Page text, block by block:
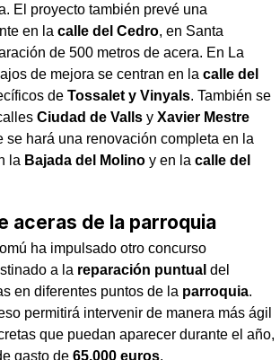
El proyecto también prevé una
en la calle del Cedro, en Santa
de 500 metros de acera. En La
de mejora se centran en la calle del
de Tossalet y Vinyals. También se
Ciudad de Valls y Xavier Mestre
se hará una renovación completa en la
la Bajada del Molino y en la calle del
aceras de la parroquia
ha impulsado otro concurso
a la reparación puntual del
en diferentes puntos de la parroquia.
permitirá intervenir de manera más ágil
que puedan aparecer durante el año,
gasto de 65.000 euros.